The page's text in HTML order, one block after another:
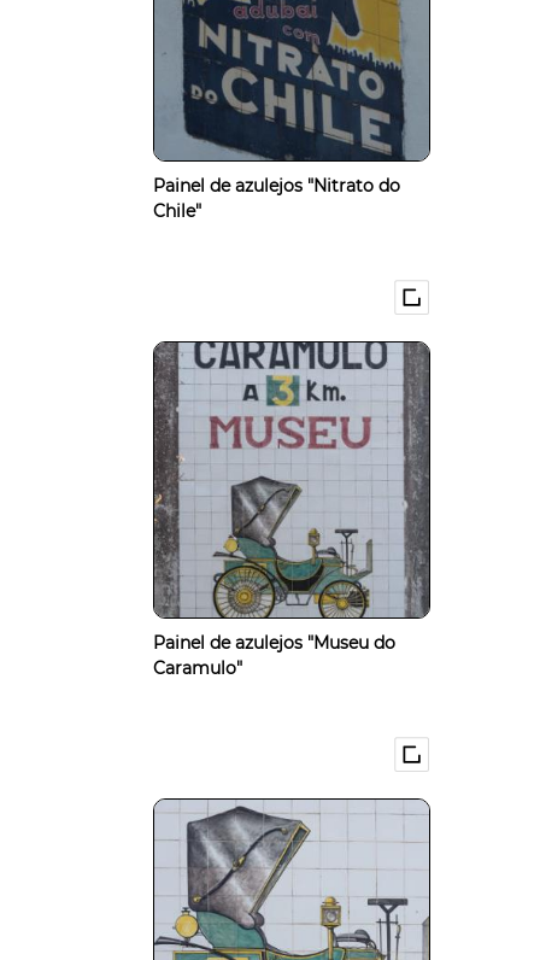
Painel de azulejos "Nitrato do
Chile"
Painel de azulejos "Museu do
Caramulo"